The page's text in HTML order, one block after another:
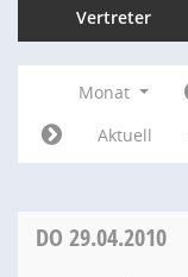
Vertreter
Monat
Aktuell
DO 29.04.2010